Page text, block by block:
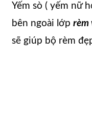
Yếm sò ( yếm nữ
bên ngoài lớp rèm
sẽ giúp bộ rèm